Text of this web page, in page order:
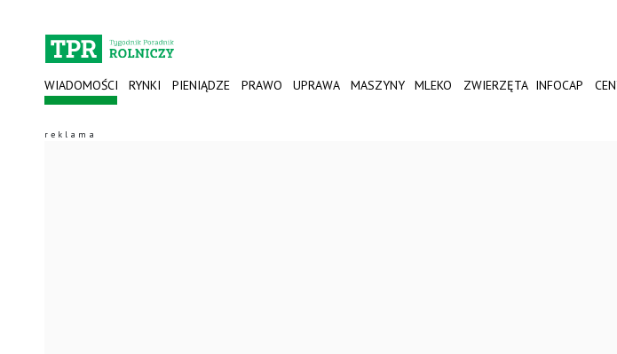
WIADOMOŚCI RYNKI PIENIĄDZE PRAWO UPRAWA MASZYNY MLEKO ZWIERZĘTA INFOCAP